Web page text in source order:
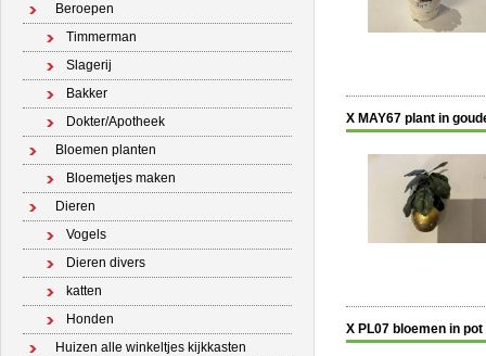
Beroepen
Timmerman
Slagerij
Bakker
Dokter/Apotheek
Bloemen planten
Bloemetjes maken
Dieren
Vogels
Dieren divers
katten
Honden
Huizen alle winkeltjes kijkkasten
X MAY67 plant in
X PL07 bloemen in pot